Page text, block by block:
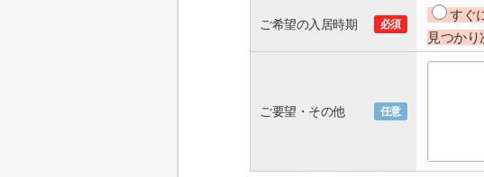
ご希望の入居時期 必須
すぐ
見つかり
ご要望・その他 任意